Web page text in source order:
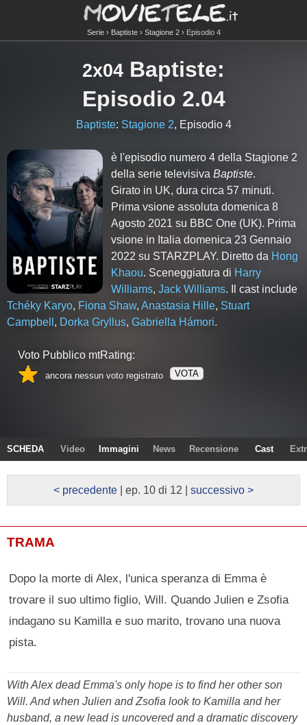
Serie Baptiste Stagione 2 Episodio 4
2x04 Baptiste:
Episodio 2.04
Baptiste: Stagione 2, Episodio 4
è l'episodio numero4 della Stagione 2
della serie televisivaBaptiste.
Girato in UK, dura circa 57 minuti.
Prima vsione assoluta domenica 8
Agosto 2021 su BBC One (UK). Prima
vsione in Italia domenica 23 Gennaio
2022 su STARZPLAY. Diretto da Hong
Khaou. Sceneggiatura di Harry
Williams,Jack Williams. Il cast include
Tchéky Karyo, Fiona Shaw, Anastasia Hille, Stuart
Campbell , Dorka Gryllus, Gabriella Hámori.
Voto Pubblico mtRating:
ancora nessun voto registrato VOTA
SCHEDA Video Immagini News Recensione Cast
< precedente | ep. 10 di 12 | successivo >
TRAMA
Dopo la morte di Alex, l'unica speranza di Emma è
trovare il suo ultimo figlio, Will. Quando Julien e Zsofia
indagano su Kamilla e suo marito, trovano una nuova
pista.
With Alex dead Emma's only hope is to find her other son
Will. And when Julien and Zsofia look to Kamilla and her
husband, a new lead is uncovered and a dramatic discovery